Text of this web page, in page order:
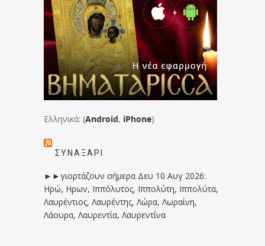
Ελληνικά: (Android, iPhone)
ΣΥΝΑΞΆΡΙ
►►γιορτάζουν σήμερα Δευ 10 Αυγ 2026:
Ηρώ, Ηρων, Ιππόλυτος, Ιππολύτη, Ιππολύτα,
Λαυρέντιος, Λαυρέντης, Λώρα, Λωραίνη,
Λάουρα, Λαυρεντία, Λαυρεντίνα